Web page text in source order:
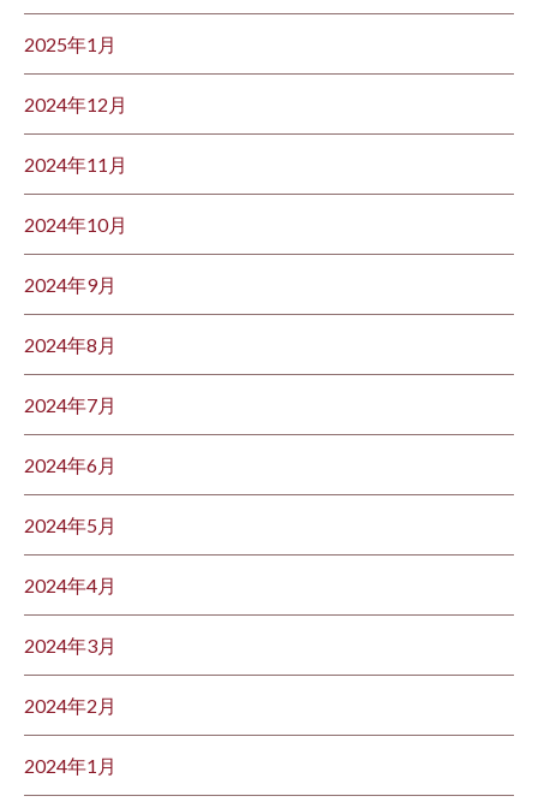
2025年1月
2024年12月
2024年11月
2024年10月
2024年9月
2024年8月
2024年7月
2024年6月
2024年5月
2024年4月
2024年3月
2024年2月
2024年1月